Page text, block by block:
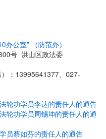
办公室” （防范办）
号 洪山区政法委
：13995641377、027-
轮功学员李达的责任人的通告
轮功学员周锡坤的责任人的通
员蔡如芬的责任人的通告